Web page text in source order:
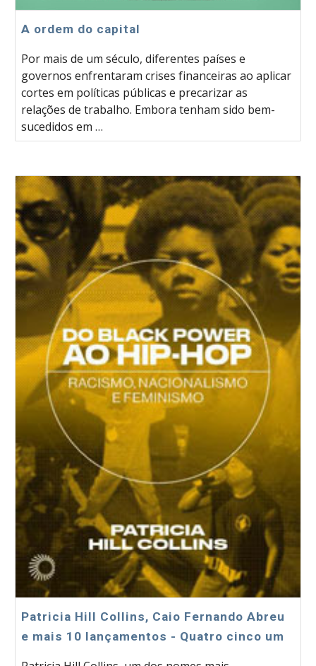
A ordem do capital
Por mais de um século, diferentes países e
governos enfrentaram crises financeiras ao aplicar
cortes em políticas públicas e precarizar as
relações de trabalho. Embora tenham sido bem-
sucedidos em …
Patricia Hill Collins, Caio Fernando Abreu
e mais 10 lançamentos - Quatro cinco um